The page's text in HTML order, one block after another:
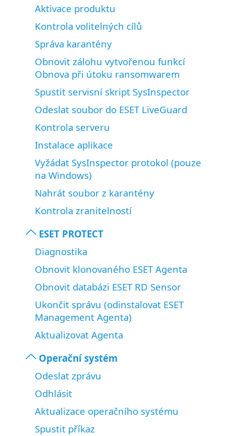
Aktivace produktu
Kontrola volitelných cílů
Správa karantény
Obnovit zálohu vytvořenou funkcí
Obnova při útoku ransomwarem
Spustit servisní skript SysInspector
Odeslat soubor do ESET LiveGuard
Kontrola serveru
Instalace aplikace
Vyžádat SysInspector protokol (pouze
na Windows)
Nahrát soubor z karantény
Kontrola zranitelností
ESET PROTECT
Diagnostika
Obnovit klonovaného ESET Agenta
Obnovit databázi ESET RD Sensor
Ukončit správu (odinstalovat ESET
Management Agenta)
Aktualizovat Agenta
Operační systém
Odeslat zprávu
Odhlásit
Aktualizace operačního systému
Spustit příkaz